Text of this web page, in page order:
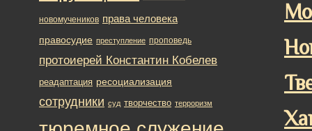
новомучеников права человека
правосудие преступление проповедь
протоиерей Константин Кобелев
реадаптация ресоциализация
сотрудники суд творчество терроризм